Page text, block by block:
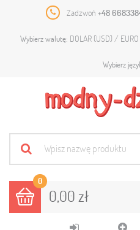
Zadzwoń +48
Wybierz walutę: DOLAR (USD)
Wybierz
0
0,00 zł